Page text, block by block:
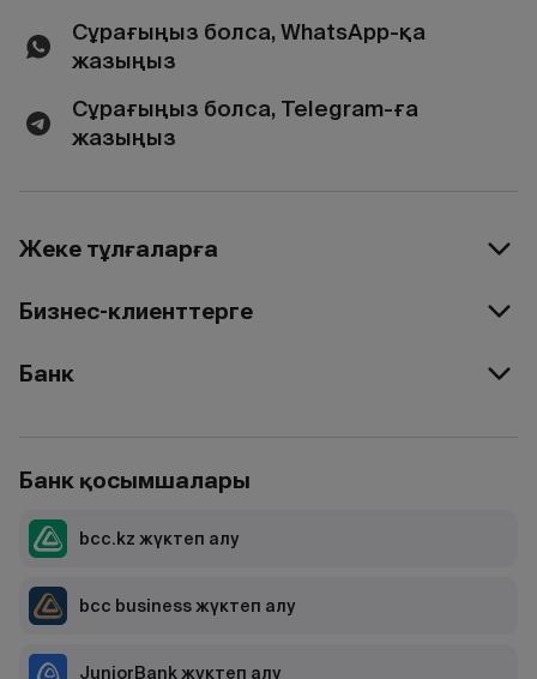
Сұрағыңыз болса, WhatsApp-қа
жазыңыз
Сұрағыңыз болса, Telegram-ға
жазыңыз
Жеке тұлғаларға
Бизнес-клиенттерге
Банк
Банк қосымшалары
bcc.kz жүктеп алу
bcc business жүктеп алу
JuniorBank жүктеп алу